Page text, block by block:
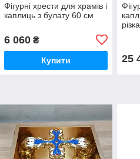
Фігурні хрести для храмів і
каплиць з булату 60 см
6 060₴
Купити 25